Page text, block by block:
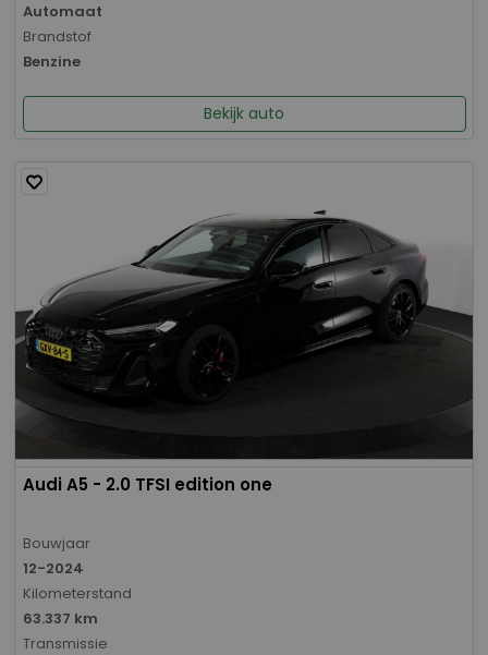
Automaat
Brandstof
Benzine
Bekijk auto
Audi A5 - 2.0 TFSI edition one
Bouwjaar
12-2024
Kilometerstand
63.337 km
Transmissie